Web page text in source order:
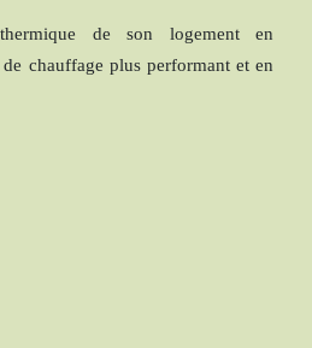
de son logement en
chauffage plus performant et en